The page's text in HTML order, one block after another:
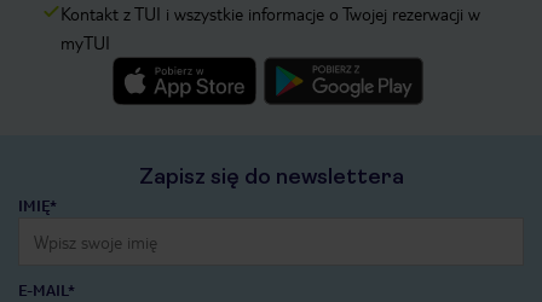
Kontakt z TUI i wszystkie informacje o Twojej rezerwacji w
myTUI
Zapisz się do newslettera
IMIĘ*
E-MAIL*